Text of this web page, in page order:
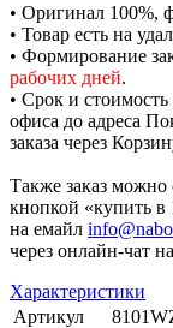
• Оригинал 100%,
• Товар есть на
• Формирование
рабочих дней.
• Срок и
офиса до адреса
заказа через
Также заказ можно
кнопкой «купить в
на емайл
через онлайн-чат
Характеристики
Артикул